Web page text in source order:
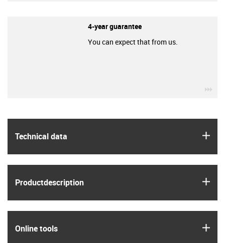
Technical data
Product­description
Online tools
4-year guarantee
You can expect that from us.